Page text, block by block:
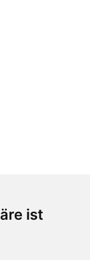
ist
Umfeld!!!!!! -
Wochen